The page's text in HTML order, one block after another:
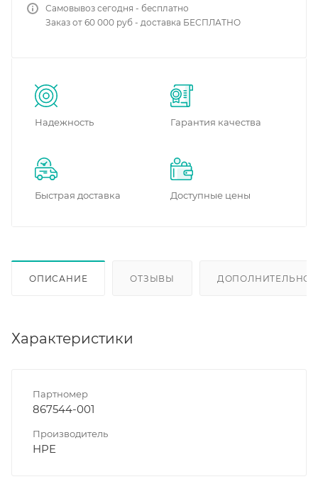
Самовывоз сегодня - бесплатно
Заказ от 60 000 руб - доставка БЕСПЛАТНО
Надежность Гарантия качества
Быстрая доставка Доступные цены
ОПИСАНИЕ ОТЗЫВЫ ДОПОЛНИТЕЛЬНО
Характеристики
Партномер
867544-001
Производитель
HPE